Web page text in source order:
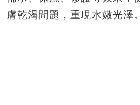
膚乾渴問題，重現水嫩光澤。